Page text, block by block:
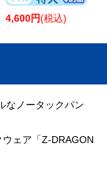
4,600円(税込)
なノータックパン
ェア「Z-DRAGON